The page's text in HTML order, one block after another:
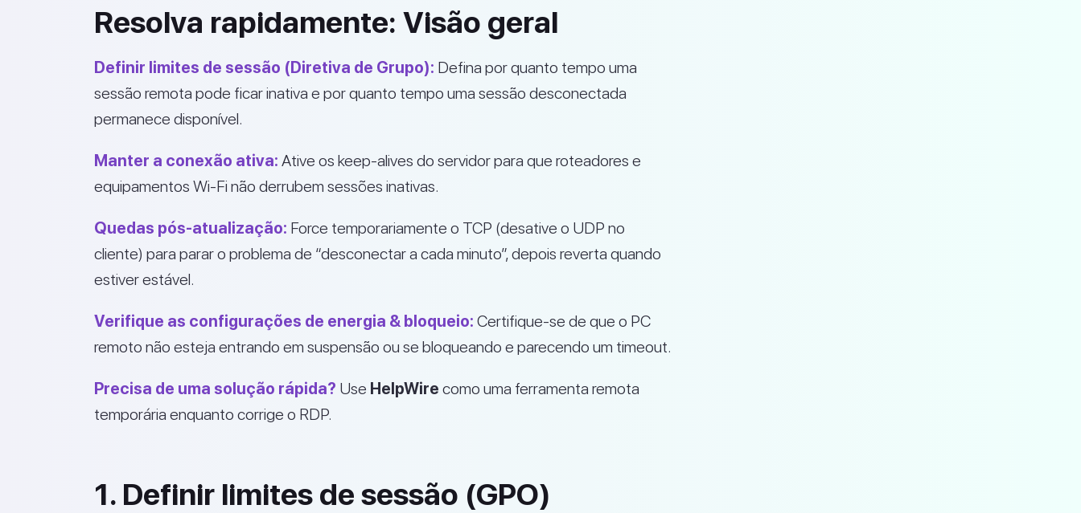
Resolva rapidamente: Visão geral
Definir limites de sessão (Diretiva de Grupo): Defina por quanto tempo uma
sessão remota pode ficar inativa e por quanto tempo uma sessão desconectada
permanece disponível.
Manter a conexão ativa: Ative os keep-alives do servidor para que roteadores e
equipamentos Wi-Fi não derrubem sessões inativas.
Quedas pós-atualização: Force temporariamente o TCP (desative o UDP no
cliente) para parar o problema de “desconectar a cada minuto”, depois reverta quando
estiver estável.
Verifique as configurações de energia & bloqueio: Certifique-se de que o PC
remoto não esteja entrando em suspensão ou se bloqueando e parecendo um timeout.
Precisa de uma solução rápida? Use HelpWire como uma ferramenta remota
temporária enquanto corrige o RDP.
1. Definir limites de sessão (GPO)